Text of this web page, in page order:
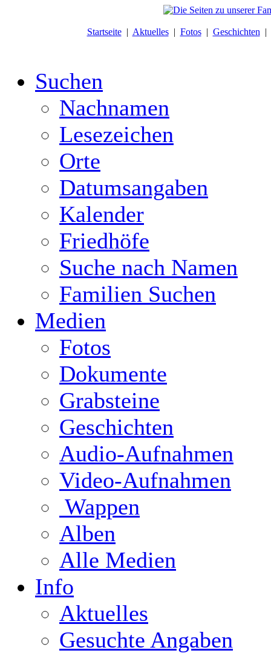
Startseite| Aktuelles| Fotos| Geschichten |
Suchen
Nachnamen
Lesezeichen
Orte
Datumsangaben
Kalender
Friedhöfe
Suche nach Namen
Familien Suchen
Medien
Fotos
Dokumente
Grabsteine
Geschichten
Audio-Aufnahmen
Video-Aufnahmen
Wappen
Alben
Alle Medien
Info
Aktuelles
Gesuchte Angaben